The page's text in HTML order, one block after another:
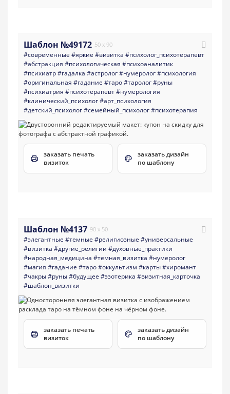
Шаблон №49172 50 x 90
#современные #яркие #визитка #психолог_психотерапевт
#абстракция #психологическая #психоаналитик
#психиатр#гадалка #астролог#нумеролог#психология
#оригинальная #гадание #таро#таролог#руны
#психиатрия #психотерапевт#нумерология
#клинический_психолог#арт_психология
#детский_психолог#семейный_психолог#психотерапия
заказать печать
визиток
заказать дизайн
по шаблону
Шаблон №4137 90 x 50
#элегантные #темные #религиозные #универсальные
#визитка #другие_религии #духовные_практики
#народная_медицина #темная_визитка #нумеролог
#магия #гадание #таро#оккультизм #карты#хиромант
#чакры#руны#будущее #эзотерика #визитная_карточка
#шаблон_визитки
заказать печать
визиток
заказать дизайн
по шаблону